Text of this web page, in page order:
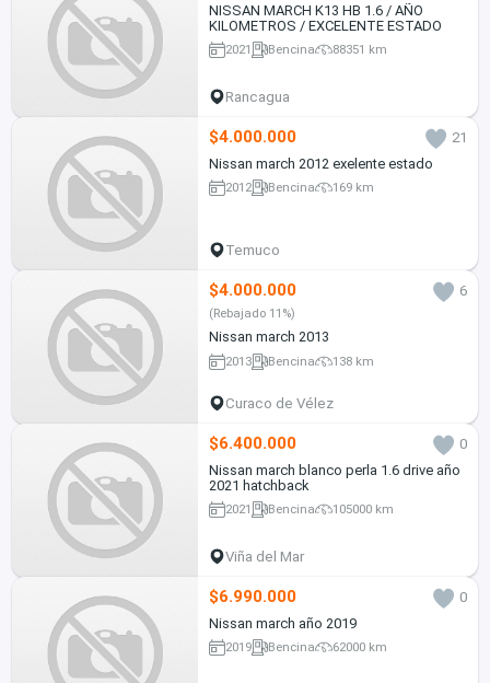
NISSAN MARCH K13 HB 1.6 / AÑO
KILOMETROS / EXCELENTE ESTADO
2021 Bencina 88351 km
Rancagua
$4.000.000
21
Nissan march 2012 exelente estado
2012 Bencina 169 km
Temuco
$4.000.000 6
(Rebajado 11%)
Nissan march 2013
2013 Bencina 138 km
Curaco de Vélez
$6.400.000
0
Nissan march blanco perla 1.6 drive año
2021 hatchback
2021 Bencina 105000 km
Viña del Mar
$6.990.000
0
Nissan march año 2019
2019 Bencina 62000 km